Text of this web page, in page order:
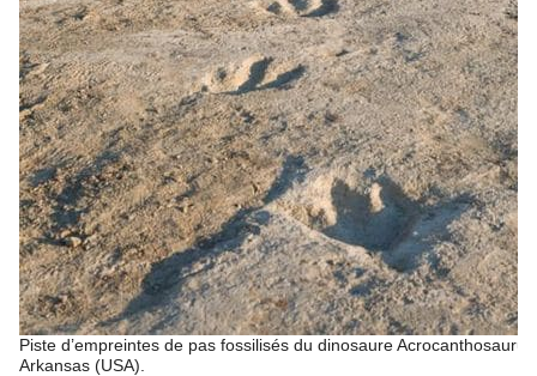
Piste d’empreintes de pas fossilisés du dinosaure
Arkansas (USA).